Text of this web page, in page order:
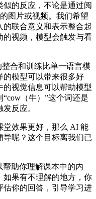
的反应，不论是通过阅
图片或视频。我们希望
联合意义和表示整合起
的视频，模型会触发与看
合和训练比单一语言模
的模型可以带来很多好
视觉信息可以帮助模型
（牛）”这个词还是
反应。
效果更好，那么 AI 能
呢？这个目标离我们已
助你理解课本中的内
如果有不理解的地方，你
估你的回答，引导学习进